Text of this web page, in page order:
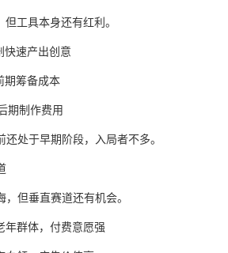
工具本身还有红利。
快速产出创意
期筹备成本
期制作费用
处于早期阶段，入局者不多。
但垂直赛道还有机会。
年群体，付费意愿强